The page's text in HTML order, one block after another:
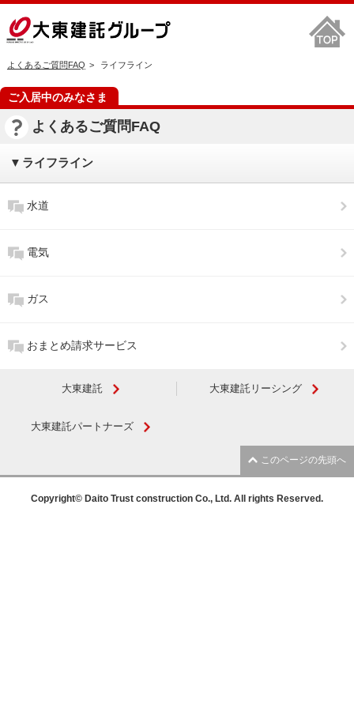
よくあるご質問FAQ ライフライン
ご入居中のみなさま
よくあるご質問FAQ
ライフライン
水道
電気
ガス
おまとめ請求サービス
大東建託 大東建託リーシング
大東建託パートナーズ
このページの先頭へ
Copyright© Daito Trust construction Co., Ltd. All rights Reserved.